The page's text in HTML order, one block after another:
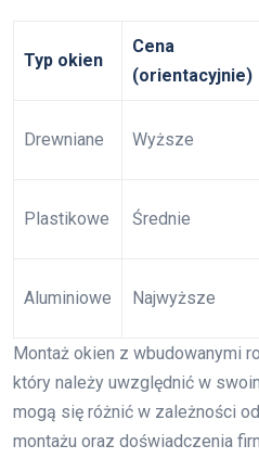
Typ okien
Cena
(orientacyjnie)
Drewniane Wyższe
Plastikowe Średnie
Aluminiowe Najwyższe
Montaż okien z wbudowanymi
który należy uwzględnić w
mogą się różnić w zależności
montażu oraz doświadczenia